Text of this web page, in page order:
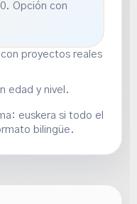
Opción con
proyectos reales
edad y nivel.
euskera si todo el
bilingüe.